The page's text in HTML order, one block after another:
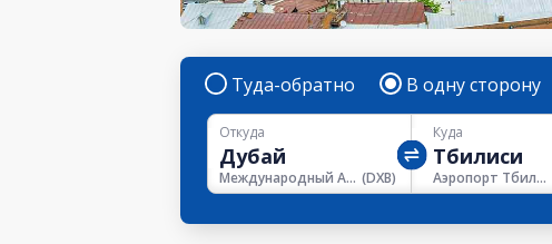
Туда-обратно В одну сторону
Откуда
Международный Аэропорт Дубая (DXB)
Куда
Аэропорт Тбилиси